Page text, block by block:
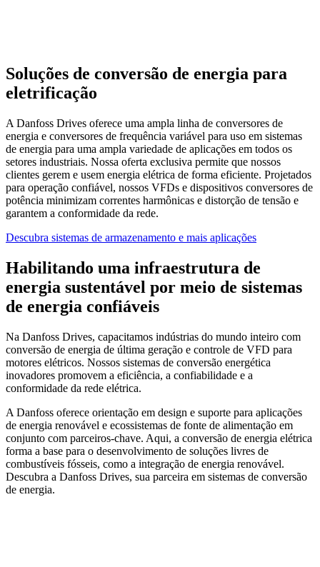
Soluções de conversão de energia para
eletrificação
A Danfoss Drives oferece uma ampla linha de conversores de
energia e conversores de frequência variável para uso em sistemas
de energia para uma ampla variedade de aplicações em todos os
setores industriais. Nossa oferta exclusiva permite que nossos
clientes gerem e usem energia elétrica de forma eficiente. Projetados
para operação confiável, nossos VFDs e dispositivos conversores de
potência minimizam correntes harmônicas e distorção de tensão e
garantem a conformidade da rede.
Descubra sistemas de armazenamento e mais aplicações
Habilitando uma infraestrutura de
energia sustentável por meio de sistemas
de energia confiáveis
Na Danfoss Drives, capacitamos indústrias do mundo inteiro com
conversão de energia de última geração e controle de VFD para
motores elétricos. Nossos sistemas de conversão energética
inovadores promovem a eficiência, a confiabilidade e a
conformidade da rede elétrica.
A Danfoss oferece orientação em design e suporte para aplicações
de energia renovável e ecossistemas de fonte de alimentação em
conjunto com parceiros-chave. Aqui, a conversão de energia elétrica
forma a base para o desenvolvimento de soluções livres de
combustíveis fósseis, como a integração de energia renovável.
Descubra a Danfoss Drives, sua parceira em sistemas de conversão
de energia.